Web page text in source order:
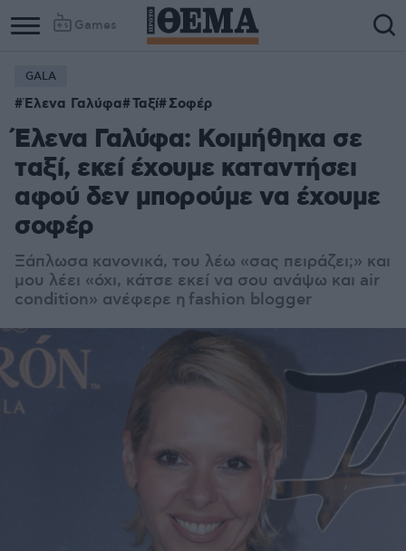
Games
GALA
Έλενα Γαλύφα Ταξί Σοφέρ
Έλενα Γαλύφα: Κοιμήθηκα σε
ταξί, εκεί έχουμε καταντήσει
αφού δεν μπορούμε να έχουμε
σοφέρ
Ξάπλωσα κανονικά, του λέω «σας πειράζει;» και
μου λέει «όχι, κάτσε εκεί να σου ανάψω και air
condition» ανέφερε η fashion blogger